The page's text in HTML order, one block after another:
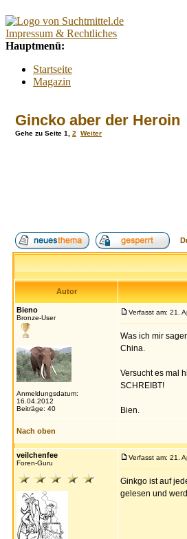
Gincko aber der Heroin
Gehe zu Seite 1 2 Weiter
Autor
Bieno
Bronze-User
Anmeldungsdatum:
16.04.2012
Beiträge: 40
Verfasst am: 21.
Was ich mir
China.
Versucht es mal
SCHREIBT!
Bien.
Nach oben
veilchenfee
Foren-Guru
Verfasst am: 21.
Ginkgo ist auf
gelesen und
Impressum & Rechtliches
Hauptmenü:
Startseite
Magazin
Lexikon
Kontakt
BMI-Rechner
Alkoholfreie Cocktails